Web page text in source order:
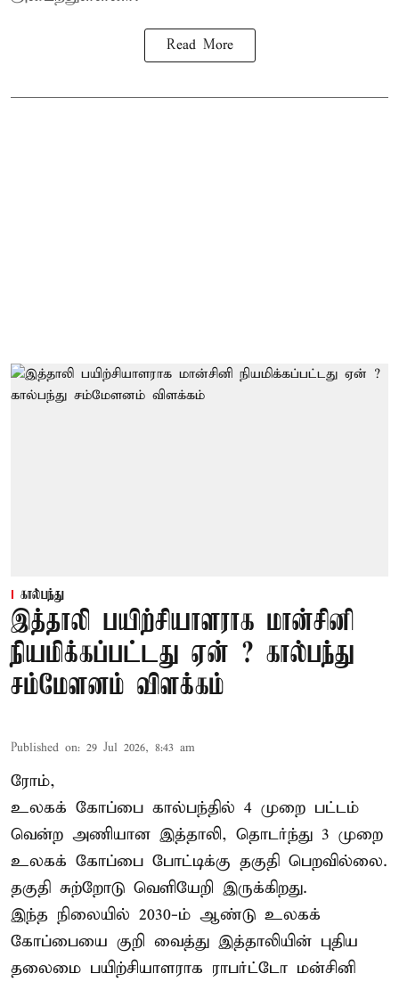
Read More
கால்பந்து
இத்தாலி பயிற்சியாளராக மான்சினி
நியமிக்கப்பட்டது ஏன் ? கால்பந்து
சம்மேளனம் விளக்கம்
Published on: 29 Jul 2026, 8:43 am
ரோம்,
உலகக் கோப்பை கால்பந்தில் 4 முறை பட்டம்
வென்ற அணியான இத்தாலி, தொடர்ந்து 3 முறை
உலகக் கோப்பை போட்டிக்கு தகுதி பெறவில்லை.
தகுதி சுற்றோடு வெளியேறி இருக்கிறது.
இந்த நிலையில் 2030-ம் ஆண்டு உலகக்
கோப்பையை குறி வைத்து இத்தாலியின் புதிய
தலைமை பயிற்சியாளராக ராபர்ட்டோ மன்சினி